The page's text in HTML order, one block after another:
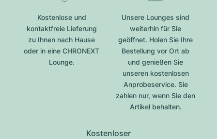
Kostenlose und
kontaktfreie Lieferung
zu Ihnen nach Hause
oder in eine CHRONEXT
Lounge.
Unsere Lounges sind
weiterhin für Sie
geöffnet. Holen Sie Ihre
Bestellung vor Ort ab
und genießen Sie
unseren kostenlosen
Anprobeservice. Sie
zahlen nur, wenn Sie den
Artikel behalten.
Kostenloser